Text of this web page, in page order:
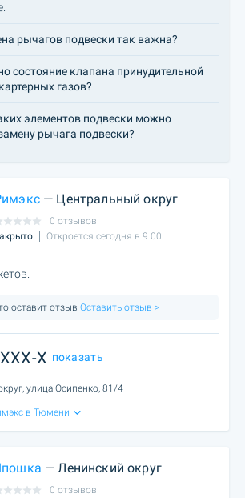
рычагов подвески так важна?
состояние клапана принудительной
газов?
элементов подвески можно
рычага подвески?
— Центральный округ
0 отзывов
Откроется сегодня в 9:00
оставит отзыв Оставить отзыв >
X показать
улица Осипенко, 81/4
в Тюмени
— Ленинский округ
0 отзывов